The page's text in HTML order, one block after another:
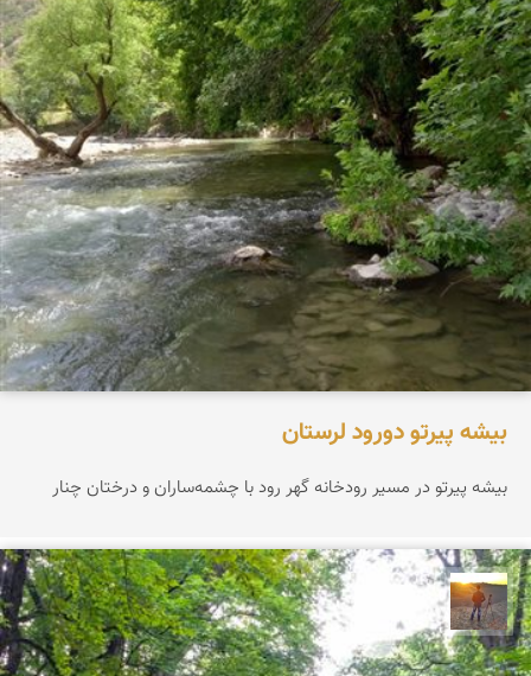
بیشه پیرتو دورود لرستان
بیشه پیرتو در مسیر رودخانه گهر رود با چشمه‌ساران و درختان چنار